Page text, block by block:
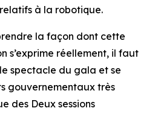
à la robotique.
la façon dont cette
s’exprime réellement, il faut
spectacle du gala et se
gouvernementaux très
des Deux sessions